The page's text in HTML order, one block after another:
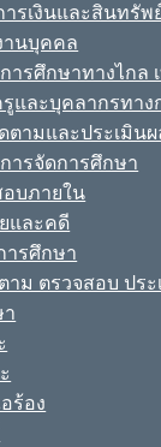
รเงินและสินทรัพ
านบุคคล
ารศึกษาทางไกล
และบุคลากรทาง
ตามและประเมิน
ารจัดการศึกษา
บภายใน
และคดี
ารศึกษา
ม ตรวจสอบ ประ
ร้อง